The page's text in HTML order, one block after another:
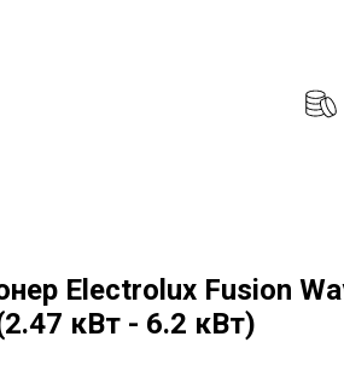
Electrolux Fusion
кВт - 6.2 кВт)